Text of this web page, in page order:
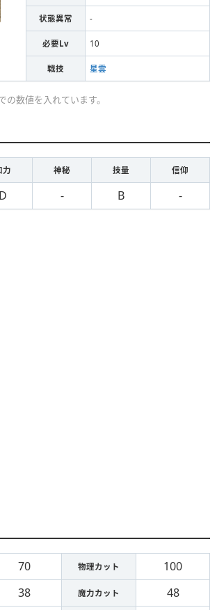
状態異常 -
必要Lv 10
戦技 星雲
数値を入れています。
力 神秘 技量 信仰
D - B -
70 物理カット 100
38 魔力カット 48